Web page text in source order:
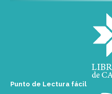
Punto de Lectura fácil